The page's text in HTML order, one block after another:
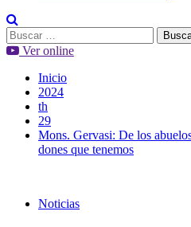
Buscar:
Ver online
Inicio
2024
th
29
Mons. Gervasi: De los
dones que tenemos
Noticias